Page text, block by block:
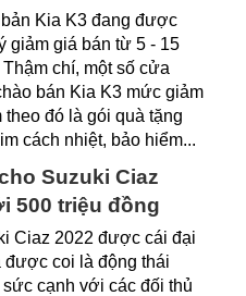
Kia K3 đang được
giảm giá bán từ 5 - 15
chí, một số cửa
bán Kia K3 mức giảm
đó là gói quà tặng
cách nhiệt, bảo hiểm...
Suzuki Ciaz
500 triệu đồng
Ciaz 2022 được cái đại
được coi là động thái
sức cạnh với các đối thủ